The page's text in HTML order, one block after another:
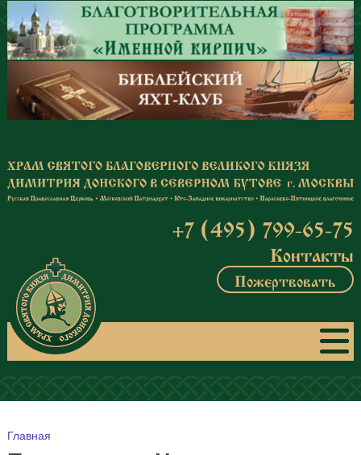
Перейти к основному содержанию
+7 (495) 799-65-75
Контакты
Пожертвовать
Вы здесь
Главная